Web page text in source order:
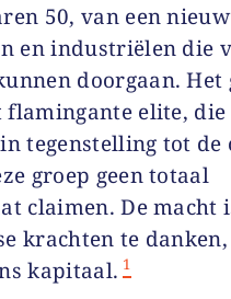
50, van een
en industriëlen die
doorgaan.
flamingante elite,
tegenstelling tot de
groep geen totaal
claimen. De macht
krachten te
kapitaal. 1